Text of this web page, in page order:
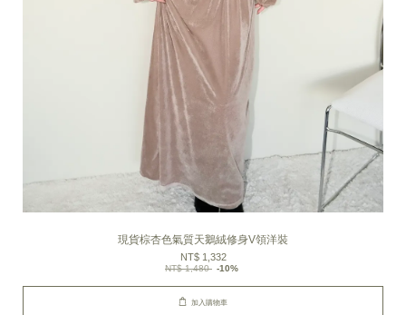
現貨棕杏色氣質天鵝絨修身V領洋裝
NT$ 1,332
NT$ 1,480 -10%
加入購物車